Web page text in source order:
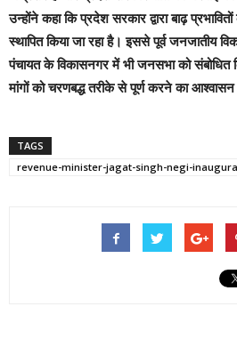
उन्होंने कहा कि प्रदेश सरकार द्वारा बाढ़
स्थापित किया जा रहा है। इससे पूर्व जनजातीय
पंचायत के विकासनगर में भी जनसभा को संबोधित
मांगों को चरणबद्ध तरीके से पूर्ण करने का आश्वासन
TAGS
revenue-minister-jagat-singh-negi-